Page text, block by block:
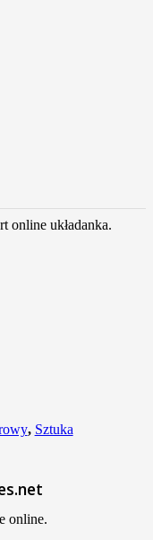
online układanka.
, Sztuka
online.